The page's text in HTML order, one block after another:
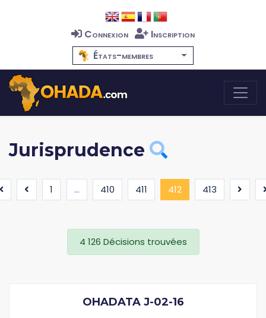
Connexion
Inscription
États-membres
Jurisprudence
1 ... 410 411 412(current)
413
4 126 Décisions trouvées
OHADATA J-02-16